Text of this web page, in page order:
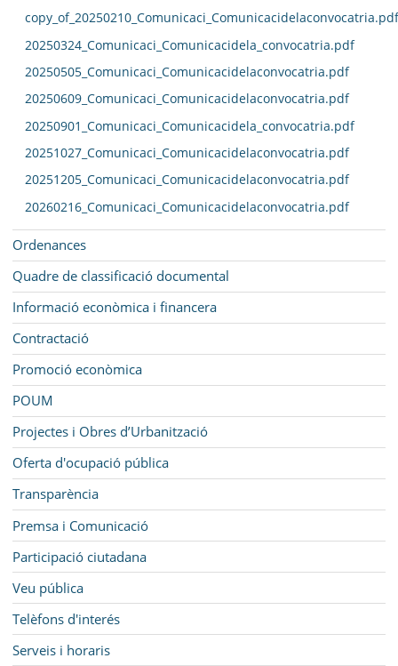
copy_of_20250210_Comunicaci_Comunicacidelaconvocatria.pdf
20250324_Comunicaci_Comunicacidela_convocatria.pdf
20250505_Comunicaci_Comunicacidelaconvocatria.pdf
20250609_Comunicaci_Comunicacidelaconvocatria.pdf
20250901_Comunicaci_Comunicacidela_convocatria.pdf
20251027_Comunicaci_Comunicacidelaconvocatria.pdf
20251205_Comunicaci_Comunicacidelaconvocatria.pdf
20260216_Comunicaci_Comunicacidelaconvocatria.pdf
Ordenances
Quadre de classificació documental
Informació econòmica i financera
Contractació
Promoció econòmica
POUM
Projectes i Obres d’Urbanització
Oferta d'ocupació pública
Transparència
Premsa i Comunicació
Participació ciutadana
Veu pública
Telèfons d'interés
Serveis i horaris